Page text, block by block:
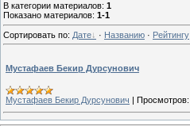
В категории материалов: 1
Показано материалов: 1-1
Сортировать по: Дате · Названию · Рейтингу
Мустафаев Бекир Дурсунович
Мустафаев Бекир Дурсунович Просмотров: